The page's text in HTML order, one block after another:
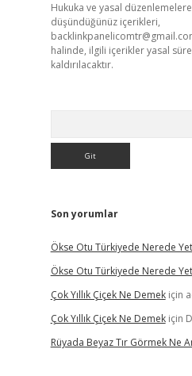
Hukuka ve yasal
düşündüğünüz içerikleri,
halinde, ilgili içerikler yasal
kaldırılacaktır.
Son yorumlar
Ökse Otu Türkiyede Nerede
Ökse Otu Türkiyede Nerede
Çok Yıllık Çiçek Ne Demekiçin
Çok Yıllık Çiçek Ne Demekiçin
Rüyada Beyaz Tır Görmek Ne